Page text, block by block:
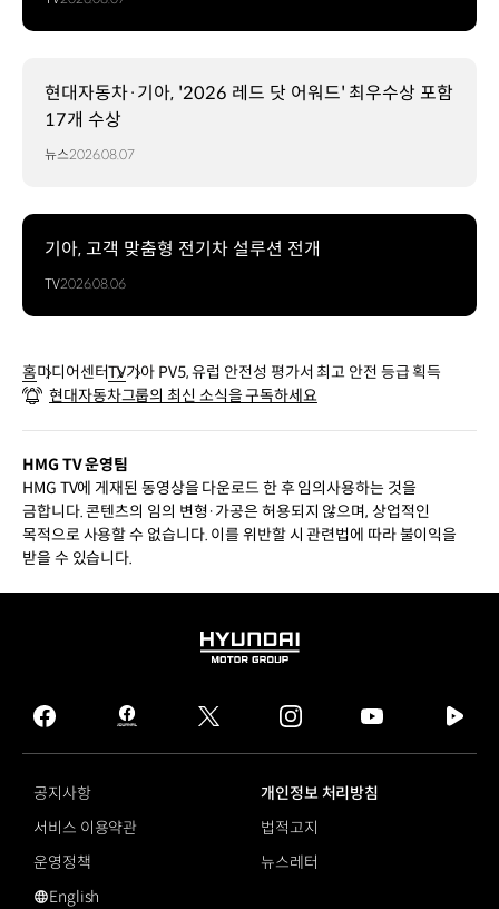
현대자동차·기아, '2026 레드 닷 어워드' 최우수상 포함
17개 수상
뉴스2026.08.07
기아, 고객 맞춤형 전기차 설루션 전개
TV2026.08.06
홈미디어센터TV기아 PV5, 유럽 안전성 평가서 최고 안전 등급 획득
현대자동차그룹의 최신 소식을 구독하세요
HMG TV 운영팀
HMG TV에 게재된 동영상을 다운로드 한 후 임의사용하는 것을
금합니다. 콘텐츠의 임의 변형·가공은 허용되지 않으며, 상업적인
목적으로 사용할 수 없습니다. 이를 위반할 시 관련법에 따라 불이익을
받을 수 있습니다.
HYUNDAI
GROUP
facebook
hmg
journal
twitter instagram
tv
공지사항
개인정보 처리방침
서비스 이용약관
법적고지
운영정책
뉴스레터
English